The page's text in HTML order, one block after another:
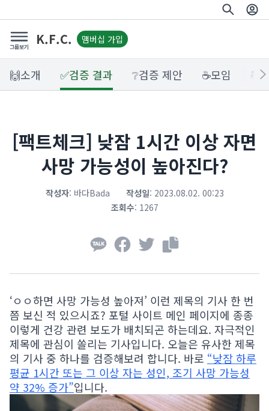
K.F.C. 맴버십 가입
🙌소개 ✅검증 결과 ❔검증 제안 ☕모임 📚
[팩트체크] 낮잠 1시간 이상 자면
사망 가능성이 높아진다?
작성자: 바다Bada 작성일: 2023.08.02. 00:23
조회수: 1267
‘ㅇㅇ하면 사망 가능성 높아져’ 이런 제목의 기사 한 번
쯤 보신 적 있으시죠? 포털 사이트 메인 페이지에 종종
이렇게 건강 관련 보도가 배치되곤 하는데요. 자극적인
제목에 관심이 쏠리는 기사입니다. 오늘은 유사한 제목
의 기사 중 하나를 검증해보려 합니다. 바로 “낮잠 하루
평균 1시간 또는 그 이상 자는 성인, 조기 사망 가능성
약 32% 증가”입니다.